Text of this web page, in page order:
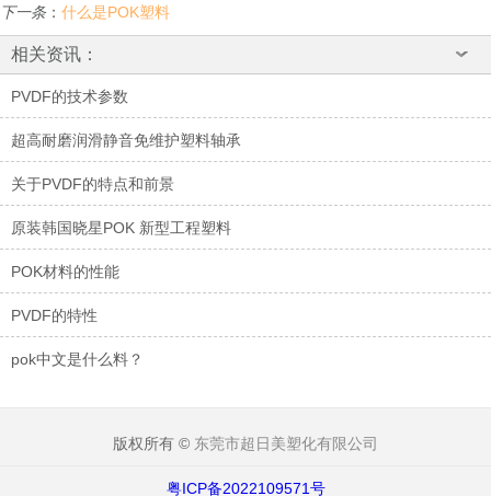
下一条： 什么是POK塑料
相关资讯：
PVDF的技术参数
超高耐磨润滑静音免维护塑料轴承
关于PVDF的特点和前景
原装韩国晓星POK 新型工程塑料
POK材料的性能
PVDF的特性
pok中文是什么料？
版权所有 © 东莞市超日美塑化有限公司
粤ICP备2022109571号